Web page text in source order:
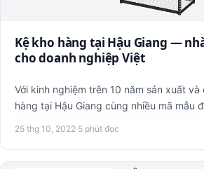
Kệ kho hàng tại Hậu Giang —
cho doanh nghiệp Việt
Với kinh nghiệm trên 10 năm sản xuất
hàng tại Hậu Giang cùng nhiều mã mẫu
25 thg 10, 2022·5 phút đọc